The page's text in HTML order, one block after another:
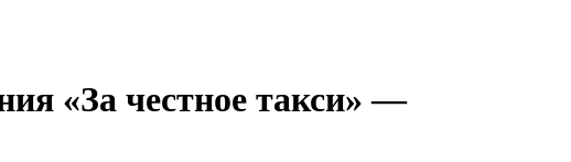
«За честное такси» —